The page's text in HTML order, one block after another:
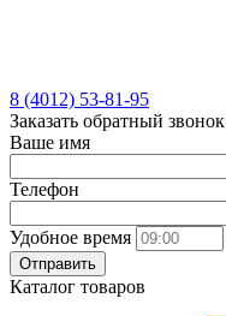
8 (4012) 53-81-95
Заказать обратный звонок
Ваше имя
Телефон
Удобное время
Отправить
Каталог товаров